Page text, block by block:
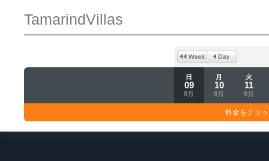
TamarindVillas
日
09
8月
月
10
8月
火
11
8月
料金をクリ